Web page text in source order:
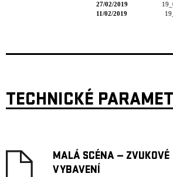
27/02/2019
11/02/2019
TECHNICKÉ
MALÁ SCÉNA — ZVUKOVÉ
VYBAVENÍ